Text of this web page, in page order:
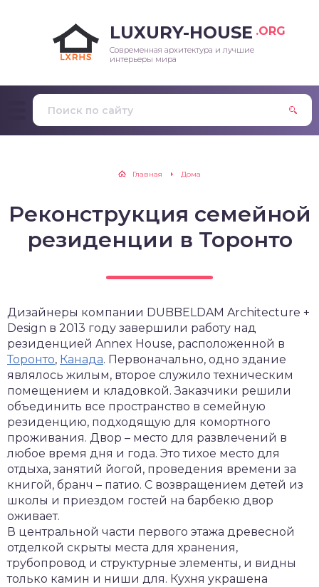
LUXURY-HOUSE .ORG
Современная архитектура и лучшие
интерьеры мира
Главная Дома
Реконструкция семейной
резиденции в Торонто
Дизайнеры компании DUBBELDAM Architecture +
Design в 2013 году завершили работу над
резиденцией Annex House, расположенной в
Торонто, Канада. Первоначально, одно здание
являлось жилым, второе служило техническим
помещением и кладовкой. Заказчики решили
объединить все пространство в семейную
резиденцию, подходящую для комортного
проживания. Двор – место для развлечений в
любое время дня и года. Это тихое место для
отдыха, занятий йогой, проведения времени за
книгой, бранч – патио. С возвращением детей из
школы и приездом гостей на барбекю двор
оживает.
В центральной части первого этажа древесной
отделкой скрыты места для хранения,
трубопровод и структурные элементы, и видны
только камин и ниши для. Кухня украшена